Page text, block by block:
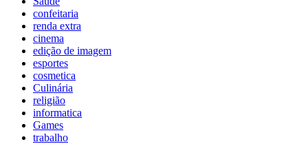
confeitaria
renda extra
cinema
edição de imagem
esportes
cosmetica
Culinária
religião
informatica
Games
trabalho